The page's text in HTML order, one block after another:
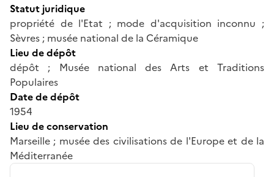
Statut juridique
propriété de l'Etat ; mode d'acquisition inconnu ;
Sèvres ; musée national de la Céramique
Lieu de dépôt
dépôt ; Musée national des Arts et Traditions
Populaires
Date de dépôt
1954
Lieu de conservation
Marseille ; musée des civilisations de l'Europe et de la
Méditerranée